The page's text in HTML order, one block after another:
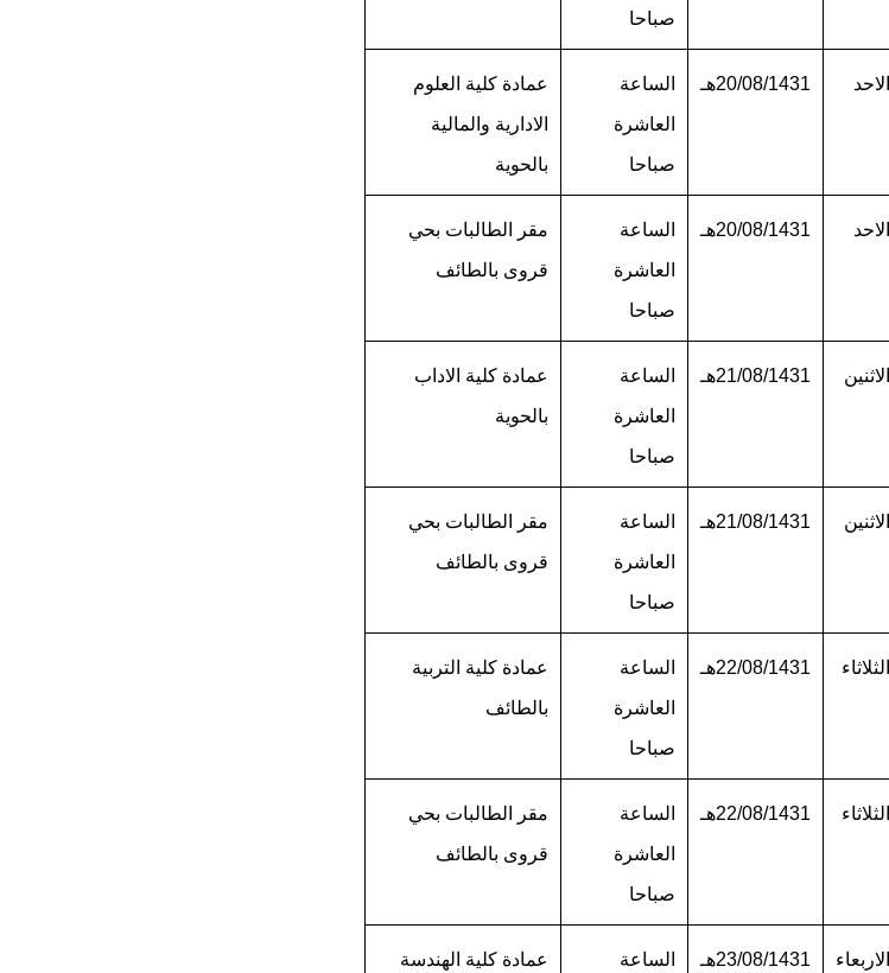
صباحا
الاحد 20/08/1431هـ
الساعة
العاشرة
صباحا
عمادة كلية العلوم
الادارية والمالية
بالحوية
الاحد 20/08/1431هـ
الساعة
العاشرة
صباحا
مقر الطالبات بحي
قروى بالطائف
الاثنين 21/08/1431هـ
الساعة
العاشرة
صباحا
عمادة كلية الاداب
بالحوية
الاثنين 21/08/1431هـ
الساعة
العاشرة
صباحا
مقر الطالبات بحي
قروى بالطائف
الثلاثاء 22/08/1431هـ
الساعة
العاشرة
صباحا
عمادة كلية التربية
بالطائف
الثلاثاء 22/08/1431هـ
الساعة
العاشرة
صباحا
مقر الطالبات بحي
قروى بالطائف
الاربعاء 23/08/1431هـ
الساعة
عمادة كلية الهندسة